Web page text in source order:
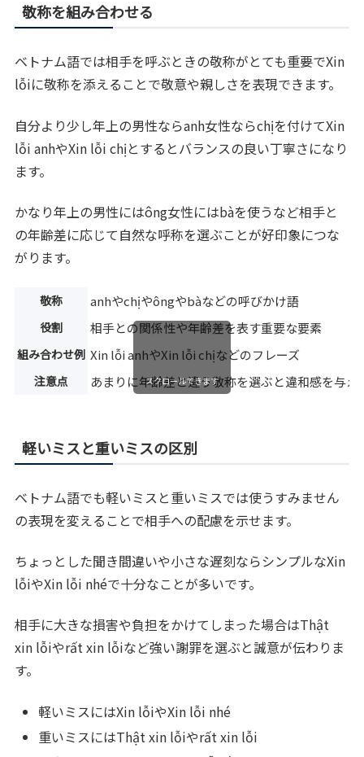
敬称を組み合わせる
ベトナム語では相手を呼ぶときの敬称がとても重要でXin
lỗiに敬称を添えることで敬意や親しさを表現できます。
自分より少し年上の男性ならanh女性ならchịを付けてXin
lỗi anhやXin lỗi chịとするとバランスの良い丁寧さになり
ます。
かなり年上の男性にはông女性にはbàを使うなど相手と
の年齢差に応じて自然な呼称を選ぶことが好印象につな
がります。
敬称 anhやchịやôngやbàなどの呼びかけ語
役割 相手との関係性や年齢差を表す重要な要素
組み合わせ例 Xin lỗi anhやXin lỗi chịなどのフレーズ
注意点 あまりに年齢差と違う敬称を選ぶと違和感を与え
スクロールできます
軽いミスと重いミスの区別
ベトナム語でも軽いミスと重いミスでは使うすみません
の表現を変えることで相手への配慮を示せます。
ちょっとした聞き間違いや小さな遅刻ならシンプルなXin
lỗiやXin lỗi nhéで十分なことが多いです。
相手に大きな損害や負担をかけてしまった場合はThật
xin lỗiやrất xin lỗiなど強い謝罪を選ぶと誠意が伝わりま
す。
軽いミスにはXin lỗiやXin lỗi nhé
重いミスにはThật xin lỗiやrất xin lỗi